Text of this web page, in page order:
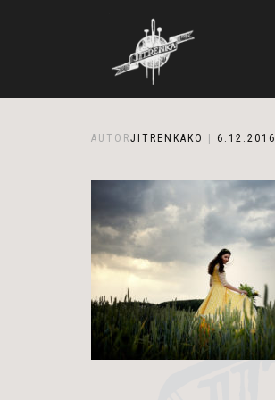
AUTORJITRENKAKO 6.12.2016